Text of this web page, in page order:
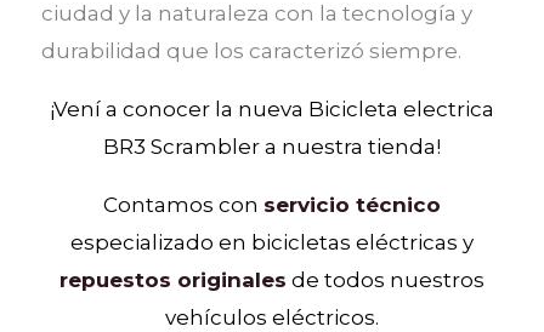
ciudad y la naturaleza con la tecnología y
durabilidad que los caracterizó siempre.
¡Vení a conocer la nueva Bicicleta electrica
BR3 Scrambler a nuestra tienda!
Contamos con servicio técnico
especializado en bicicletas eléctricas y
repuestos originales de todos nuestros
vehículos eléctricos.